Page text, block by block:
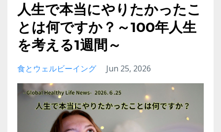
人生で本当にやりたかったこ
とは何ですか？～100年人生
を考える1週間～
食とウェルビーイング Jun 25, 2026